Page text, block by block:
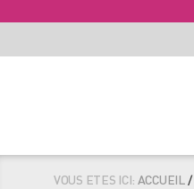
VOUS ETES ICI: ACCUEIL/